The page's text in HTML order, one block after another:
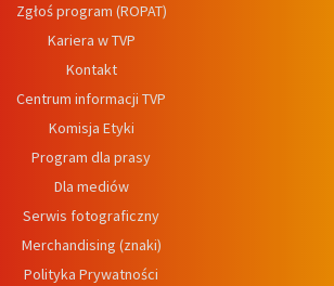
Zgłoś program (ROPAT)
Kariera w TVP
Kontakt
Centrum informacji TVP
Komisja Etyki
Program dla prasy
Dla mediów
Serwis fotograficzny
Merchandising (znaki)
Polityka Prywatności